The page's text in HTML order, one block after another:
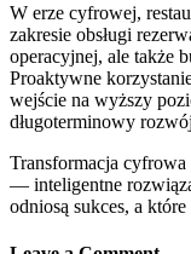
W erze cyfrowej,
zakresie obsługi
operacyjnej, ale także
Proaktywne
wejście na wyższy
długoterminowy
Transformacja
— inteligentne
odniosą sukces, a